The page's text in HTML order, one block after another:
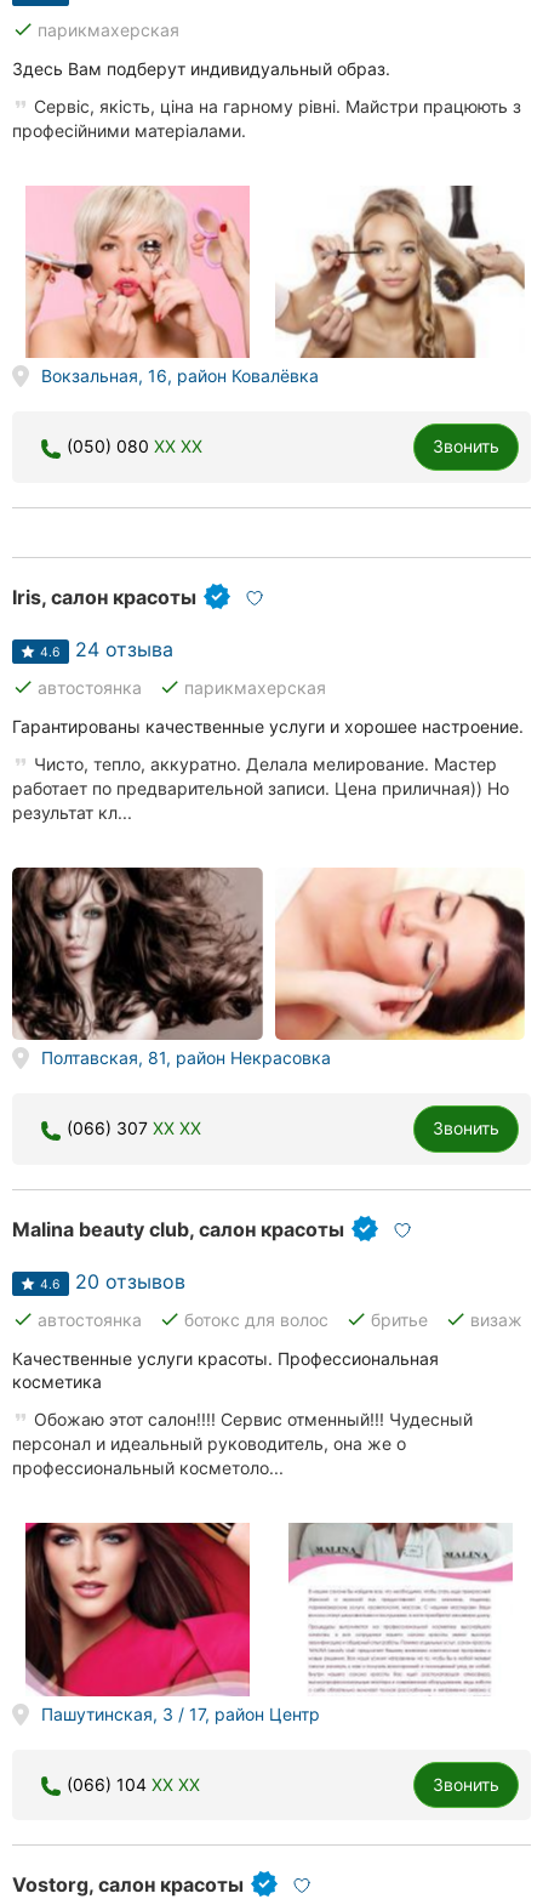
done парикмахерская
Здесь Вам подберут индивидуальный образ.
Сервіс, якість, ціна на гарному рівні. Майстри працюють з
професійними матеріалами.
Вокзальная, 16, район Ковалёвка
(050) 080 XX XX Звонить
Iris, салон красоты
4.6 24 отзыва
done автостоянка done парикмахерская
Гарантированы качественные услуги и хорошее настроение.
Чисто, тепло, аккуратно. Делала мелирование. Мастер
работает по предварительной записи. Цена приличная)) Но
результат кл...
Полтавская, 81, район Некрасовка
(066) 307 XX XX Звонить
Malina beauty club, салон красоты
4.6 20 отзывов
done автостоянка done ботокс для волос done бритье done визаж
Качественные услуги красоты. Профессиональная
косметика
Обожаю этот салон!!!! Сервис отменный!!! Чудесный
персонал и идеальный руководитель, она же о
профессиональный косметоло...
Пашутинская, 3 / 17, район Центр
(066) 104 XX XX Звонить
Vostorg, салон красоты